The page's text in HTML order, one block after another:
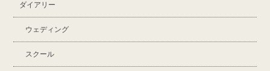
ダイアリー
ウェディング
スクール